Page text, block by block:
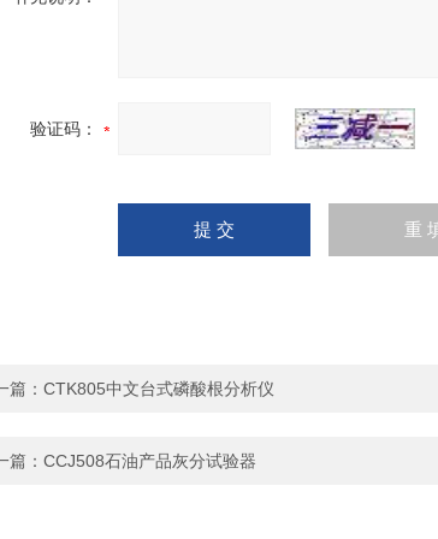
验证码：
篇： CTK805中文台式磷酸根分析仪
篇： CCJ508石油产品灰分试验器